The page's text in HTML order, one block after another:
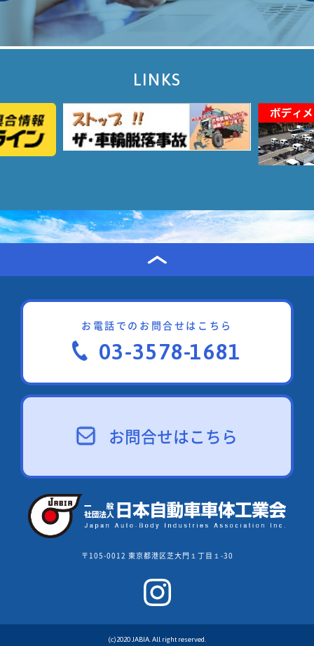
LINKS
お電話でのお問合せはこちら
03-3578-1681
お問合せはこちら
〒105-0012 東京都港区芝大門１丁目１-30
(c)2020 JABIA. All right reserved.